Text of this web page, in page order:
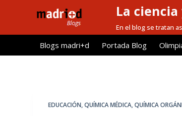
l
La
En el blog se tratan
Blogs madri+d Portada Blog
EDUCACIÓN,QUÍMICA MÉDICA,QUÍMICA